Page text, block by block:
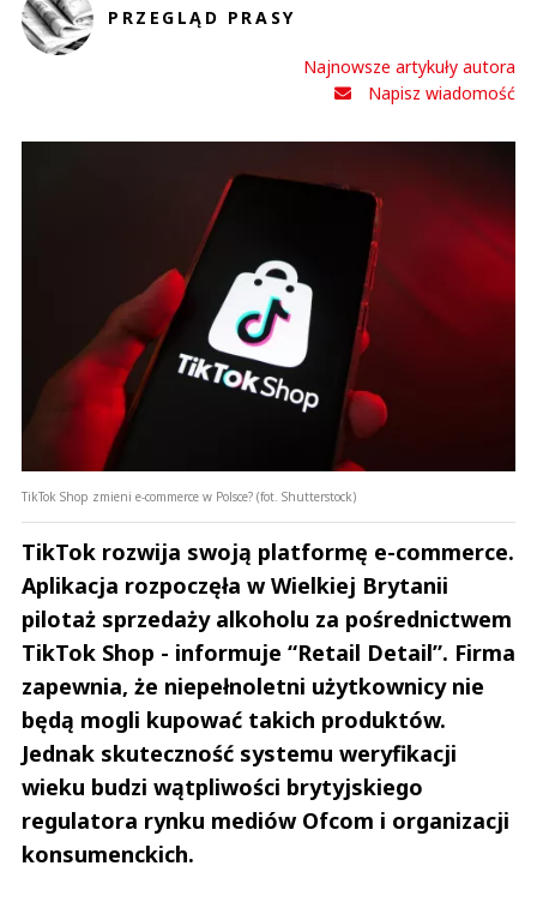
PRZEGLĄD PRASY
Najnowsze artykuły autora
Napisz wiadomość
TikTok Shop zmieni e-commerce w Polsce? (fot. Shutterstock)
TikTok rozwija swoją platformę e-commerce.
Aplikacja rozpoczęła w Wielkiej Brytanii
pilotaż sprzedaży alkoholu za pośrednictwem
TikTok Shop - informuje “Retail Detail”. Firma
zapewnia, że niepełnoletni użytkownicy nie
będą mogli kupować takich produktów.
Jednak skuteczność systemu weryfikacji
wieku budzi wątpliwości brytyjskiego
regulatora rynku mediów Ofcom i organizacji
konsumenckich.